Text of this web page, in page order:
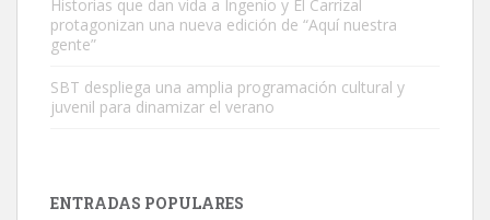
Historias que dan vida a Ingenio y El Carrizal
protagonizan una nueva edición de “Aquí nuestra
gente”
SBT despliega una amplia programación cultural y
juvenil para dinamizar el verano
ENTRADAS POPULARES